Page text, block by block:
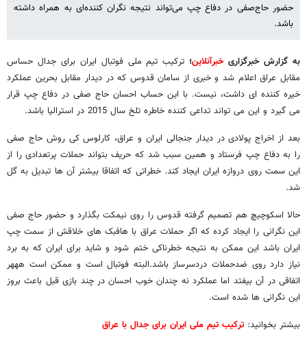
حضور حاج‌صفی در دفاع چپ می‌تواند نتیجه نگران کننده‌ای به همراه داشته
باشد.
به گزارش خبرگزاریخبرآنلاین؛ ترکیب تیم ملی فوتبال ایران برای جدال حساس
مقابل عراق اعلام شد و خبری از سامان قدوس که در دیدار مقابل بحرین عملکرد
خیره کننده ای داشت، نیست. با این حساب احسان حاج صفی در دفاع چپ قرار
می گیرد و این می تواند تداعی کننده خاطره تلخ سال 2015 در استرالیا باشد.
بعد از اخراج پولادی در دیدار جنجالی ایران و عراق، کارلوس کی روش حاج صفی
را به دفاع چپ فرستاد و همین سبب شد که حریف بتواند حملات پرتعدادی را از
این سمت روی دروازه ایران ایجاد کند. خطراتی که اتفاقا بیشتر آن ها تبدیل به گل
شد.
حالا اسکوچیچ هم تصمیم گرفته قدوس را روی نیمکت بگذارد و حضور حاج صفی
این نگرانی را ایجاد کرده که اگر حملات عراق با هافبک های خلاقش از سمت چپ
ایران باشد این ممکن به نتیجه خطرناکی ختم شود و شاید برای ایران که به برد
نیاز دارد روی ضدحملات دردسرساز باشد.البته فوتبال است و ممکن است هههر
اتفاقی در آن بیفتد اما عملکرد نه چندان خوب احسان در چند بازی قبل باعث بروز
این نگرانی ها شده است.
بیشتر بخوانید: ترکیب تیم ملی ایران برای جدال با عراق